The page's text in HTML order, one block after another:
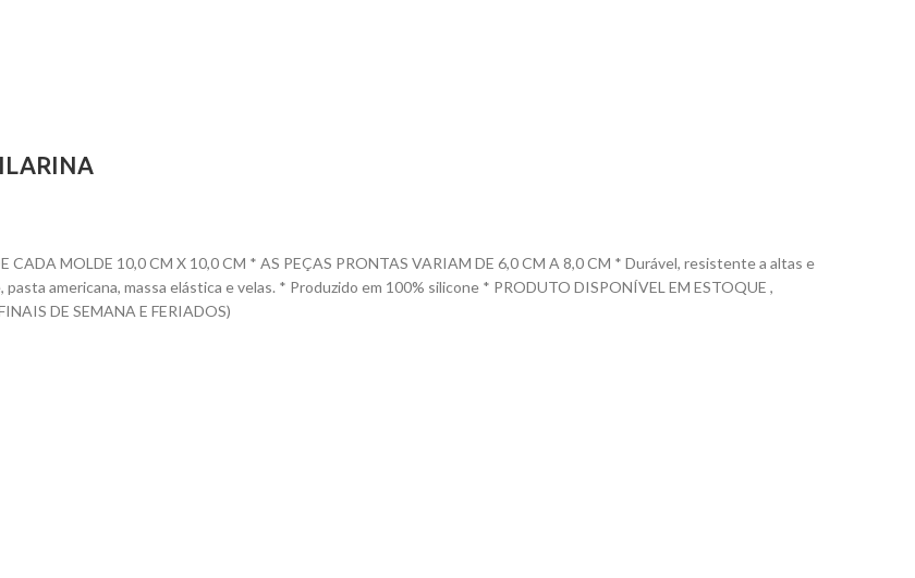
MOLDE 10,0 CM X 10,0 CM * AS PEÇAS PRONTAS VARIAM DE 6,0 CM A 8,0 CM * Durável, resistente a altas e
americana, massa elástica e velas. * Produzido em 100% silicone * PRODUTO DISPONÍVEL EM ESTOQUE ,
DE SEMANA E FERIADOS)